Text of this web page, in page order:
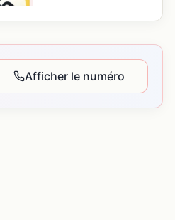
Afficher le numéro